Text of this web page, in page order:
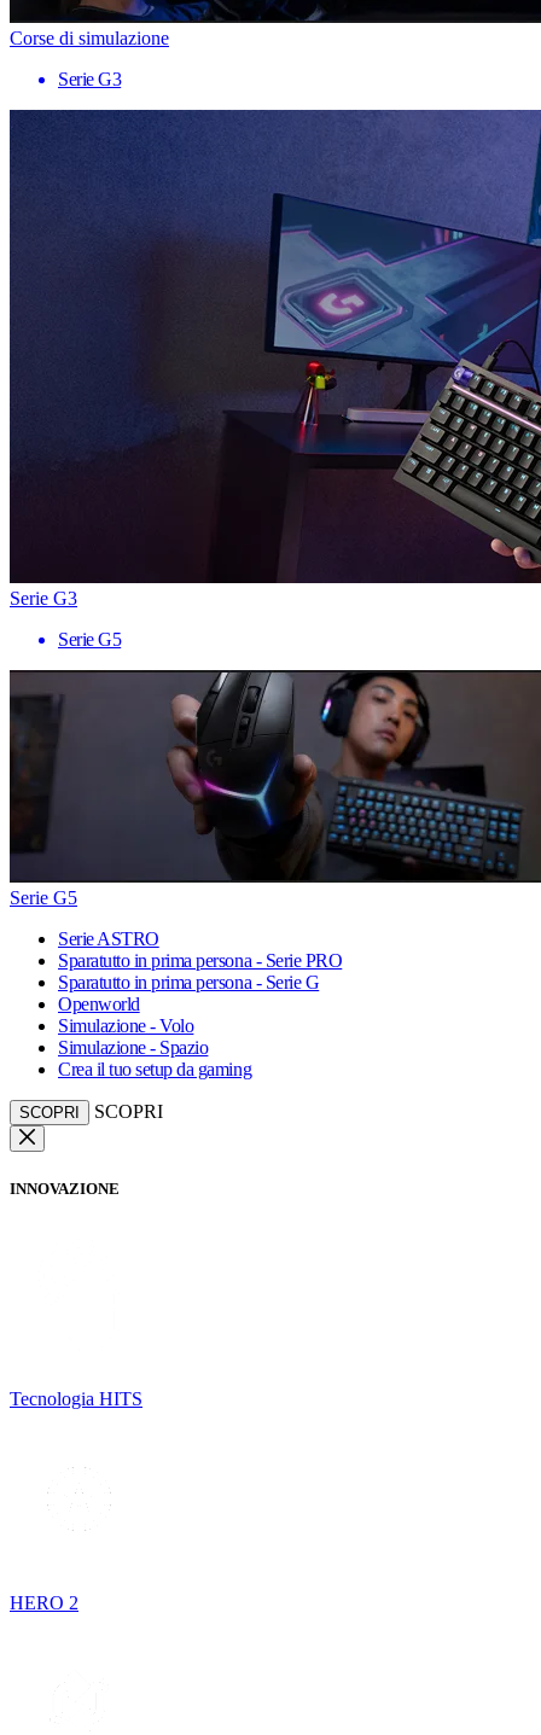
Corse di simulazione
Serie G3
Serie G3
Serie G5
Serie G5
Serie ASTRO
Sparatutto in prima persona - Serie PRO
Sparatutto in prima persona - Serie G
Openworld
Simulazione - Volo
Simulazione - Spazio
Crea il tuo setup da gaming
SCOPRI SCOPRI
INNOVAZIONE
Tecnologia HITS
HERO 2